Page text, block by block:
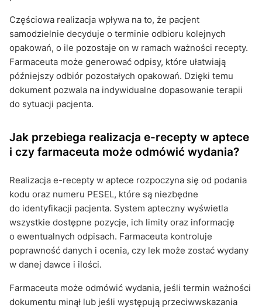
Częściowa realizacja wpływa na to, że pacjent
samodzielnie decyduje o terminie odbioru kolejnych
opakowań, o ile pozostaje on w ramach ważności recepty.
Farmaceuta może generować odpisy, które ułatwiają
późniejszy odbiór pozostałych opakowań. Dzięki temu
dokument pozwala na indywidualne dopasowanie terapii
do sytuacji pacjenta.
Jak przebiega realizacja e-recepty w aptece
i czy farmaceuta może odmówić wydania?
Realizacja e-recepty w aptece rozpoczyna się od podania
kodu oraz numeru PESEL, które są niezbędne
do identyfikacji pacjenta. System apteczny wyświetla
wszystkie dostępne pozycje, ich limity oraz informację
o ewentualnych odpisach. Farmaceuta kontroluje
poprawność danych i ocenia, czy lek może zostać wydany
w danej dawce i ilości.
Farmaceuta może odmówić wydania, jeśli termin ważności
dokumentu minął lub jeśli występują przeciwwskazania